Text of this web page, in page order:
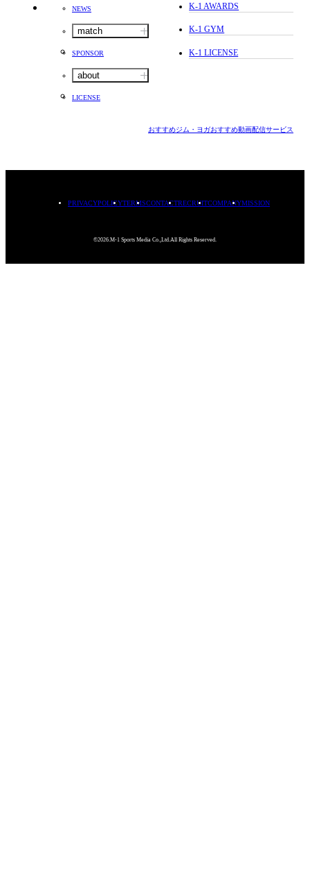
NEWS
match
SPONSOR
about
LICENSE
K-1 AWARDS
K-1 GYM
K-1 LICENSE
おすすめジム・ヨガおすすめ動画配信サービス
PRIVACYPOLICYTERMSCONTACTRECRUITCOMPANYMISSION
©2026.M-1 Sports Media Co.,Ltd.All Rights Reserved.